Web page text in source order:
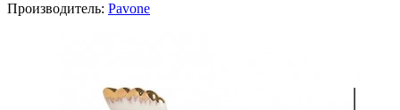
Производитель: Pavone